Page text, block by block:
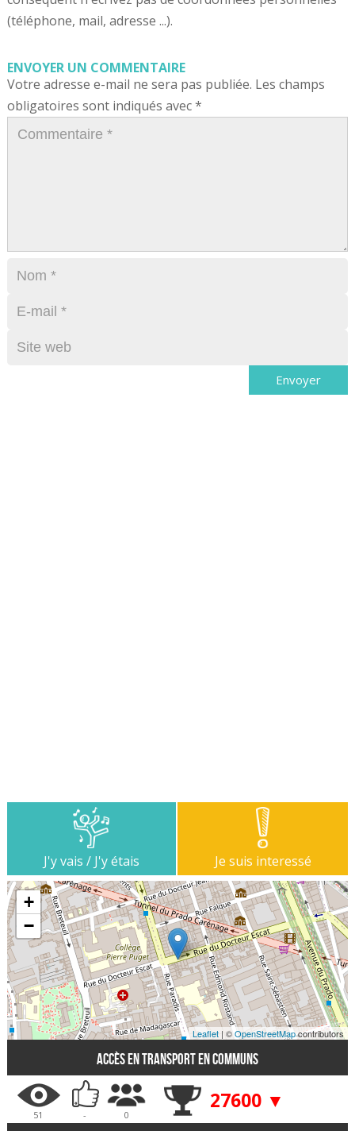
(téléphone, mail, adresse ...).
ENVOYER UN COMMENTAIRE
Votre adresse e-mail ne sera pas publiée. Les champs
obligatoires sont indiqués avec*
J'y vais / J'y étais Je suis interessé
+
−
Leaflet | ©OpenStreetMapcontributors
Accès en transport en communs
51 - 0
27600 ▼